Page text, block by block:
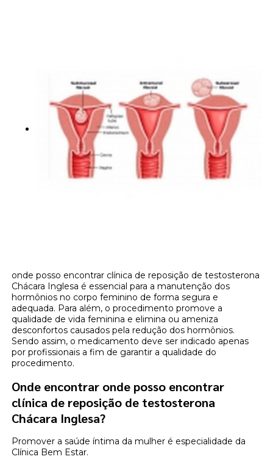
onde posso encontrar clínica de reposição de testosterona
Chácara Inglesa é essencial para a manutenção dos
hormônios no corpo feminino de forma segura e
adequada. Para além, o procedimento promove a
qualidade de vida feminina e elimina ou ameniza
desconfortos causados pela redução dos hormônios.
Sendo assim, o medicamento deve ser indicado apenas
por profissionais a fim de garantir a qualidade do
procedimento.
Onde encontrar onde posso encontrar
clínica de reposição de testosterona
Chácara Inglesa?
Promover a saúde íntima da mulher é especialidade da
Clínica Bem Estar.